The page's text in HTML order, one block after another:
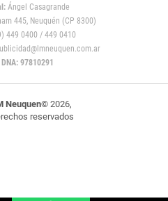
Ángel Casagrande
445, Neuquén (CP 8300)
449 0400 / 449 0410
97810291
Neuquen© 2026,
reservados